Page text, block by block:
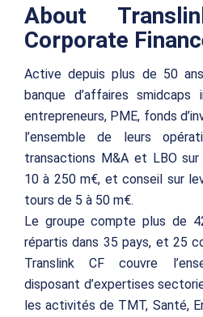
About
Corporate
Active depuis plus de 50
banque d’affaires smidcaps
entrepreneurs, PME, fonds
l’ensemble de leurs
transactions M&A et LBO
10 à 250 m€, et conseil sur
tours de 5 à 50 m€.
Le groupe compte plus de
répartis dans 35 pays, et 25
Translink CF couvre
disposant d’expertises
les activités de TMT, Santé,